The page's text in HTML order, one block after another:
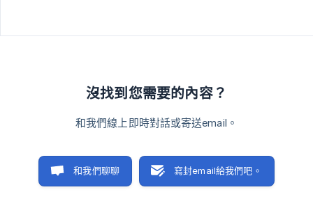
沒找到您需要的內容？
和我們線上即時對話或寄送email。
和我們聊聊 寫封email給我們吧。